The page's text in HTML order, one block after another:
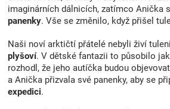
u
imaginárních dálnicích, zatímco Anička
panenky. Vše se změnilo, když přišel
Naši noví arktičtí přátelé nebyli živí
plyšoví. V dětské fantazii to působilo
rozhodl, že jeho autíčka budou objevovat
a Anička přizvala své panenky, aby se
expedici.